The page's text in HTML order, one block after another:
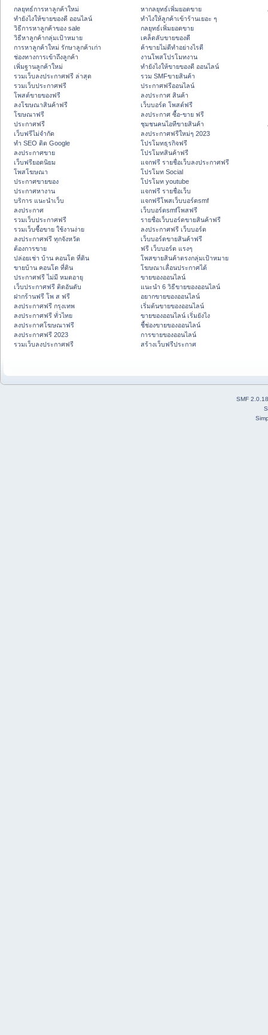
กลยุทธ์การหาลูกค้าใหม่
ทํายังไงให้ขายของดี ออนไลน์
วิธีการหาลูกค้าของ sale
วิธีหาลูกค้ากลุ่มเป้าหมาย
การหาลูกค้าใหม่ รักษาลูกค้าเก่า
ช่องทางการเข้าถึงลูกค้า
เพิ่มฐานลูกค้าใหม่
รวมเว็บลงประกาศฟรี ล่าสุด
รวมเว็บประกาศฟรี
โพสต์ขายของฟรี
ลงโฆษณาสินค้าฟรี
โฆษณาฟรี
ประกาศฟรี
เว็บฟรีไม่จำกัด
ทำ SEO ติด Google
ลงประกาศขาย
เว็บฟรียอดนิยม
โพสโฆษณา
ประกาศขายของ
ประกาศหางาน
บริการ แนะนำเว็บ
ลงประกาศ
รวมเว็บประกาศฟรี
รวมเว็บซื้อขาย ใช้งานง่าย
ลงประกาศฟรี ทุกจังหวัด
ต้องการขาย
ปล่อยเช่า บ้าน คอนโด ที่ดิน
ขายบ้าน คอนโด ที่ดิน
ประกาศฟรี ไม่มี หมดอายุ
เว็บประกาศฟรี ติดอันดับ
ฝากร้านฟรี โพ ส ฟรี
ลงประกาศฟรี กรุงเทพ
ลงประกาศฟรี ทั่วไทย
ลงประกาศโฆษณาฟรี
ลงประกาศฟรี 2023
รวมเว็บลงประกาศฟรี
หากลยุทธ์เพิ่มยอดขาย
ทําไงให้ลูกค้าเข้าร้านเยอะ ๆ
กลยุทธ์เพิ่มยอดขาย
เคล็ดลับขายของดี
ค้าขายไม่ดีทำอย่างไรดี
งานโพสโปรโมทงาน
ทํายังไงให้ขายของดี ออนไลน์
รวม SMFขายสินค้า
ประกาศฟรีออนไลน์
ลงประกาศ สินค้า
เว็บบอร์ด โพสต์ฟรี
ลงประกาศ ซื้อ-ขาย ฟรี
ชุมชนคนไอทีขายสินค้า
ลงประกาศฟรีใหม่ๆ 2023
โปรโมทธุรกิจฟรี
โปรโมทสินค้าฟรี
แจกฟรี รายชื่อเว็บลงประกาศฟรี
โปรโมท Social
โปรโมท youtube
แจกฟรี รายชื่อเว็บ
แจกฟรีโพสเว็บบอร์ดsmf
เว็บบอร์ดsmfโพสฟรี
รายชื่อเว็บบอร์ดขายสินค้าฟรี
ลงประกาศฟรี เว็บบอร์ด
เว็บบอร์ดขายสินค้าฟรี
ฟรี เว็บบอร์ด แรงๆ
โพสขายสินค้าตรงกลุ่มเป้าหมาย
โฆษณาเลื่อนประกาศได้
ขายของออนไลน์
แนะนำ 6 วิธีขายของออนไลน์
อยากขายของออนไลน์
เริ่มต้นขายของออนไลน์
ขายของออนไลน์ เริ่มยังไง
ชี้ช่องขายของออนไลน์
การขายของออนไลน์
สร้างเว็บฟรีประกาศ
SMF 2.0.18